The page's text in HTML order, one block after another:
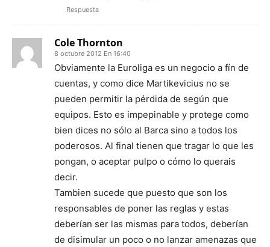
Respuesta
Cole Thornton
8 octubre 2012 En 16:40
Obviamente la Euroliga es un negocio a fín de
cuentas, y como dice Martikevicius no se
pueden permitir la pérdida de según que
equipos. Esto es impepinable y protege como
bien dices no sólo al Barca sino a todos los
poderosos. Al final tienen que tragar lo que les
pongan, o aceptar pulpo o cómo lo querais
decir.
Tambien sucede que puesto que son los
responsables de poner las reglas y estas
deberían ser las mismas para todos, deberían
de disimular un poco o no lanzar amenazas que